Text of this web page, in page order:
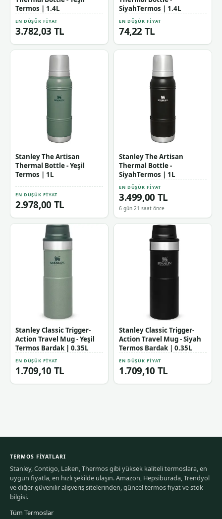
Termos | 1.4L
EN DÜŞÜK FIYAT
3.782,03 TL
SiyahTermos | 1.4L
EN DÜŞÜK FIYAT
74,22 TL
Stanley The Artisan
Thermal Bottle - Yeşil
Termos | 1L
EN DÜŞÜK FIYAT
2.978,00 TL
Stanley The Artisan
Thermal Bottle -
SiyahTermos | 1L
EN DÜŞÜK FIYAT
3.499,00 TL
6 gün 21 saat önce
Stanley Classic Trigger-
Action Travel Mug - Yeşil
Termos Bardak | 0.35L
EN DÜŞÜK FIYAT
1.709,10 TL
Stanley Classic Trigger-
Action Travel Mug - Siyah
Termos Bardak | 0.35L
EN DÜŞÜK FIYAT
1.709,10 TL
TERMOS FIYATLARI
Stanley, Contigo, Laken, Thermos gibi yüksek kaliteli termoslara, en
uygun fiyatla, en hızlı şekilde ulaşın. Amazon, Hepsiburada, Trendyol
ve diğer güvenilir alışveriş sitelerinden, güncel termos fiyat ve stok
bilgisi.
Tüm Termoslar